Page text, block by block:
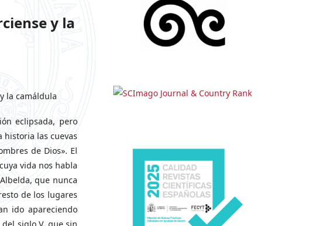
y la
la camáldula
eclipsada, pero
historia las cuevas
de Dios». El
vida nos habla
que nunca
de los lugares
ido apareciendo